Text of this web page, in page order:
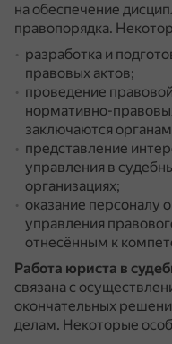
на обеспечение
правопорядка.
разработка и
правовых актов;
проведение
нормативно-
заключаются
представление
управления в
организациях;
оказание персоналу
управления
отнесённым к
Работа юриста в
связана с
окончательных
делам. Некоторые